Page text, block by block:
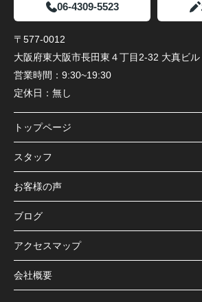
06-4309-5523
〒577-0012
大阪府東大阪市長田東４丁目2-32 大真ビル
営業時間： 9:30~19:30
定休日： 無し
トップページ
スタッフ
お客様の声
ブログ
アクセスマップ
会社概要